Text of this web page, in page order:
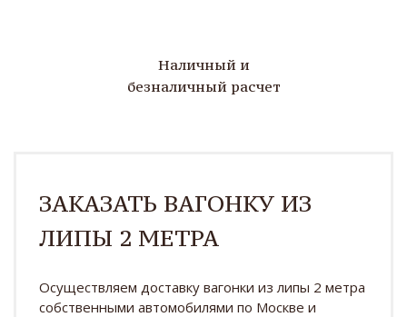
Наличный и
безналичный расчет
ЗАКАЗАТЬ ВАГОНКУ ИЗ
ЛИПЫ 2 МЕТРА
Осуществляем доставку вагонки из липы 2 метра
собственными автомобилями по Москве и